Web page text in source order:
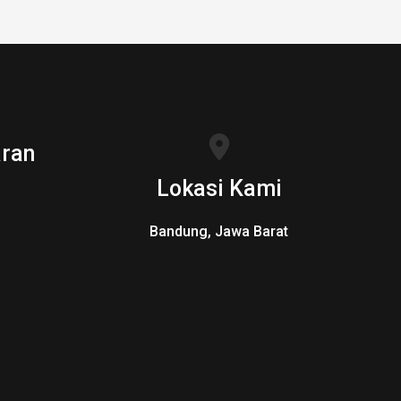
Lokasi Kami
Bandung, Jawa Barat